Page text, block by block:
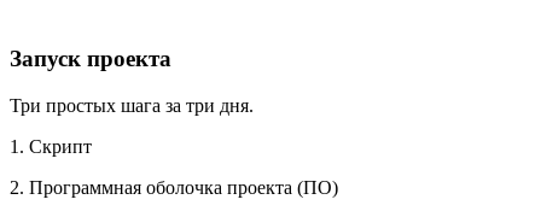
Запуск проекта
Три простых шага за три дня.
1. Скрипт
2. Программная оболочка проекта (ПО)